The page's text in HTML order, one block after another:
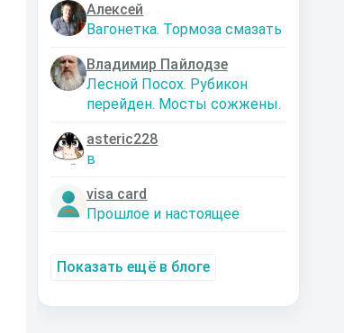
Алексей
Вагонетка. Тормоза смазать
Владимир Пайлодзе
Лесной Посох. Рубикон
перейден. Мосты сожжены.
asteric228
в
visa card
Прошлое и настоящее
Показать ещё в блоге
Дальняя
Левадский Артем
Александрович
Кто я? Или как
современном мире
nastyaaaacha
1. Ксенолог